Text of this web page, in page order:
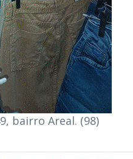
bairro Areal. (98)